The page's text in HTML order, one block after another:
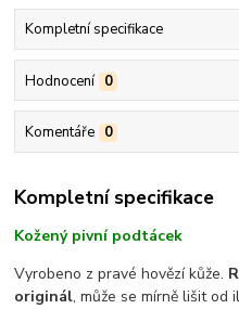
Kompletní specifikace
Hodnocení 0
Komentáře 0
Kompletní specifikace
Kožený pivní podtácek
Vyrobeno z pravé hovězí kůže.
originál, může se mírně lišit od